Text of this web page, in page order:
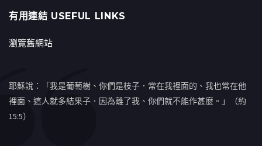
有用連結 USEFUL LINKS
瀏覽舊網站
耶穌說：「我是葡萄樹、你們是枝子．常在我裡面的、我也常在他
裡面、這人就多結果子．因為離了我、你們就不能作甚麼。」（約
15:5）